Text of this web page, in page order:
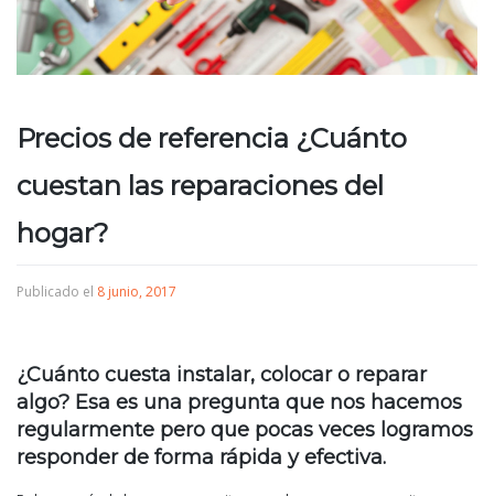
Precios de referencia ¿Cuánto
cuestan las reparaciones del
hogar?
Publicado el 8 junio, 2017
¿Cuánto cuesta instalar, colocar o reparar
algo? Esa es una pregunta que nos hacemos
regularmente pero que pocas veces logramos
responder de forma rápida y efectiva.